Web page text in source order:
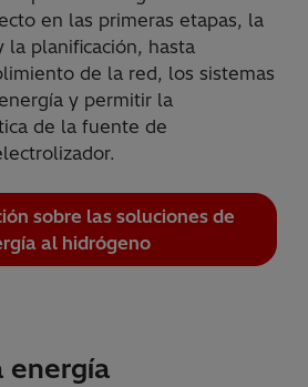
en las primeras etapas, la
la planificación, hasta
de la red, los sistemas
y permitir la
de la fuente de
sobre las soluciones de
al hidrógeno
energía